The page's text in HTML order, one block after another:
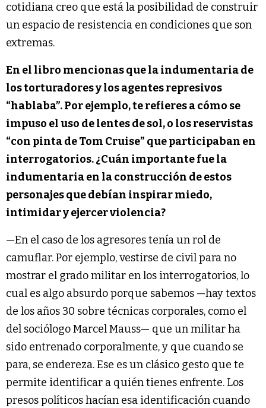
cotidiana creo que está la posibilidad de construir
un espacio de resistencia en condiciones que son
extremas.
En el libro mencionas que la indumentaria de
los torturadores y los agentes represivos
“hablaba”. Por ejemplo, te refieres a cómo se
impuso el uso de lentes de sol, o los reservistas
“con pinta de Tom Cruise” que participaban en
interrogatorios. ¿Cuán importante fue la
indumentaria en la construcción de estos
personajes que debían inspirar miedo,
intimidar y ejercer violencia?
—En el caso de los agresores tenía un rol de
camuflar. Por ejemplo, vestirse de civil para no
mostrar el grado militar en los interrogatorios, lo
cual es algo absurdo porque sabemos —hay textos
de los años 30 sobre técnicas corporales, como el
del sociólogo Marcel Mauss— que un militar ha
sido entrenado corporalmente, y que cuando se
para, se endereza. Ese es un clásico gesto que te
permite identificar a quién tienes enfrente. Los
presos políticos hacían esa identificación cuando